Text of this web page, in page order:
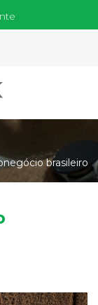
brasileiro